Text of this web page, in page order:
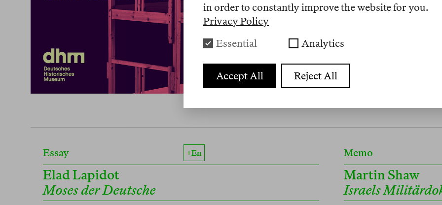
Essay +en
Elad Lapidot
Moses der Deutsche
Memo
Martin Shaw
Israels
in order to constantly improve the website for you.
Privacy Policy
Essential
Analytics
Accept All Reject All